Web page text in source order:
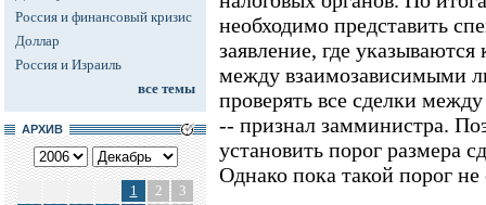
Россия и финансовый кризис
Доллар
Россия и Израиль
все темы
АРХИВ
1 2
3
необходимо представить
заявление, где
между взаимозависимыми
проверять все сделки
-- признал замминистра.
установить порог размера
Однако пока такой порог не